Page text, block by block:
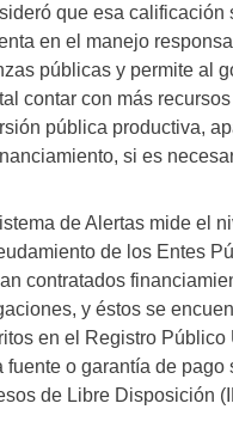
que esa calificación
en el manejo
públicas y permite al
contar con más
pública productiva,
si es
de Alertas mide el
de los Entes
contratados
y éstos se
en el Registro Público
fuente o garantía de pago
de Libre Disposición